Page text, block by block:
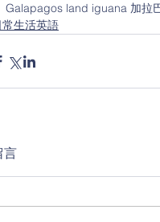
Galapagos land iguana 加拉
常生活英語
言